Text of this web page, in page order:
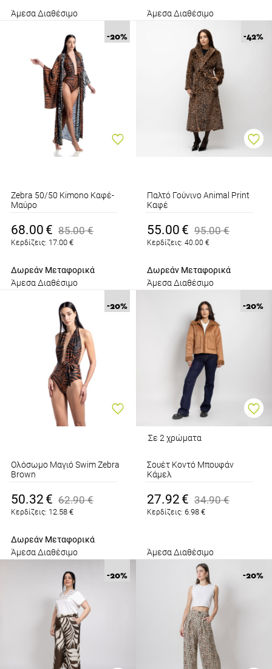
Άμεσα Διαθέσιμο Άμεσα Διαθέσιμο
-20%
Zebra 50/50 Kimono Καφέ-
Μαύρο
68.00 € 85.00 €
Κερδίζεις: 17.00 €
Δωρεάν Μεταφορικά
Άμεσα Διαθέσιμο
-42%
Παλτό Γούνινο Animal Print
Καφέ
55.00 € 95.00 €
Κερδίζεις: 40.00 €
Δωρεάν Μεταφορικά
Άμεσα Διαθέσιμο
-20%
Ολόσωμο Μαγιό Swim Zebra
Brown
50.32 € 62.90 €
Κερδίζεις: 12.58 €
Δωρεάν Μεταφορικά
Άμεσα Διαθέσιμο
-20%
Σε 2 χρώματα
Σουέτ Κοντό Μπουφάν
Κάμελ
27.92 € 34.90 €
Κερδίζεις: 6.98 €
Άμεσα Διαθέσιμο
-20% -20%